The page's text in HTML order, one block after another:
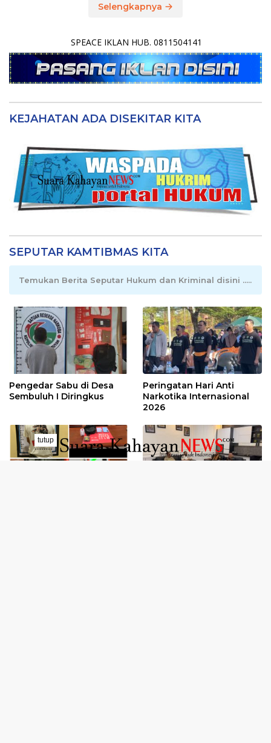
Selengkapnya
SPEACE IKLAN HUB. 0811504141
KEJAHATAN ADA DISEKITAR KITA
SEPUTAR KAMTIBMAS KITA
Temukan Berita Seputar Hukum dan Kriminal disini .....
Pengedar Sabu di Desa
Sembuluh I Diringkus
Peringatan Hari Anti
Narkotika Internasional
2026
tutup
..........